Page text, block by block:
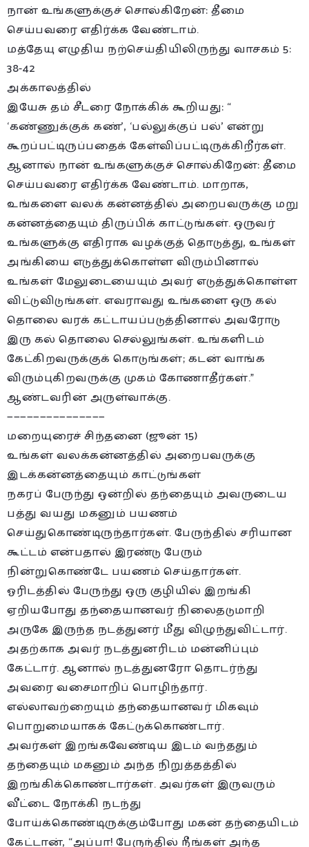
நான் உங்களுக்குச் சொல்கிறேன்: தீமை
செய்பவரை எதிர்க்க வேண்டாம்.
மத்தேயு எழுதிய நற்செய்தியிலிருந்து வாசகம் 5:
38-42
அக்காலத்தில்
இயேசு தம் சீடரை நோக்கிக் கூறியது: “
‘கண்ணுக்குக் கண்’, ‘பல்லுக்குப் பல்’ என்று
கூறப்பட்டிருப்பதைக் கேள்விப்பட்டிருக்கிறீர்கள்.
ஆனால் நான் உங்களுக்குச் சொல்கிறேன்: தீமை
செய்பவரை எதிர்க்க வேண்டாம். மாறாக,
உங்களை வலக் கன்னத்தில் அறைபவருக்கு மறு
கன்னத்தையும் திருப்பிக் காட்டுங்கள். ஒருவர்
உங்களுக்கு எதிராக வழக்குத் தொடுத்து, உங்கள்
அங்கியை எடுத்துக்கொள்ள விரும்பினால்
உங்கள் மேலுடையையும் அவர் எடுத்துக்கொள்ள
விட்டுவிடுங்கள். எவராவது உங்களை ஒரு கல்
தொலை வரக் கட்டாயப்படுத்தினால் அவரோடு
இரு கல் தொலை செல்லுங்கள். உங்களிடம்
கேட்கிறவருக்குக் கொடுங்கள்; கடன் வாங்க
விரும்புகிறவருக்கு முகம் கோணாதீர்கள்.”
ஆண்டவரின் அருள்வாக்கு.
———————————————
மறையுரைச் சிந்தனை (ஜூன் 15)
உங்கள் வலக்கன்னத்தில் அறைபவருக்கு
இடக்கன்னத்தையும் காட்டுங்கள்
நகரப் பேருந்து ஒன்றில் தந்தையும் அவருடைய
பத்து வயது மகனும் பயணம்
செய்துகொண்டிருந்தார்கள். பேருந்தில் சரியான
கூட்டம் என்பதால் இரண்டு பேரும்
நின்றுகொண்டே பயணம் செய்தார்கள்.
ஓரிடத்தில் பேருந்து ஒரு குழியில் இறங்கி
ஏறியபோது தந்தையானவர் நிலைதடுமாறி
அருகே இருந்த நடத்துனர் மீது விழுந்துவிட்டார்.
அதற்காக அவர் நடத்துனரிடம் மன்னிப்பும்
கேட்டார். ஆனால் நடத்துனரோ தொடர்ந்து
அவரை வசைமாறிப் பொழிந்தார்.
எல்லாவற்றையும் தந்தையானவர் மிகவும்
பொறுமையாகக் கேட்டுக்கொண்டார்.
அவர்கள் இறங்கவேண்டிய இடம் வந்ததும்
தந்தையும் மகனும் அந்த நிறுத்தத்தில்
இறங்கிக்கொண்டார்கள். அவர்கள் இருவரும்
வீட்டை நோக்கி நடந்து
போய்க்கொண்டிருக்கும்போது மகன் தந்தையிடம்
கேட்டான், “அப்பா! பேருந்தில் நீங்கள் அந்த